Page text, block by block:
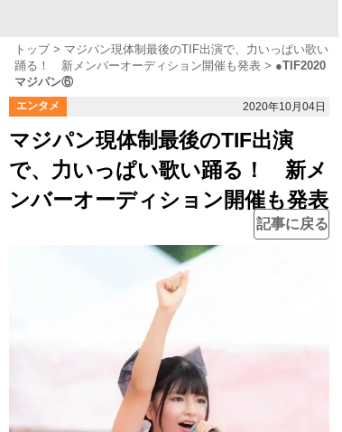
トップ
マジパン現体制最後のTIF出演で、力いっぱい歌い
踊る！ 新メンバーオーディション開催も発表
●TIF2020
マジパン⑥
エンタメ 2020年10月04日
マジパン現体制最後のTIF出演
で、力いっぱい歌い踊る！ 新メ
ンバーオーディション開催も発表
記事に戻る